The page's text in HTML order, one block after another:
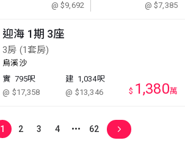
@ $9,692
@ $7,385
迎海 1期 3座
3房 (1套房)
烏溪沙
實 795呎
@ $17,358
建 1,034呎
@ $13,346
$ 1,380萬
1 2 3 4 62